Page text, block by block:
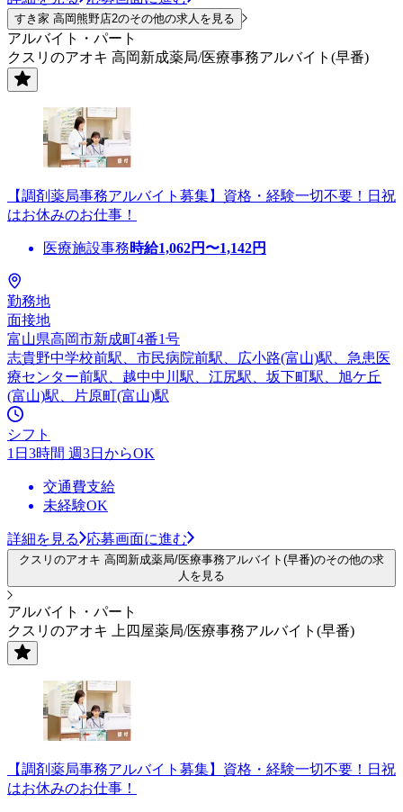
すき家 高岡熊野店2のその他の求人を見る
アルバイト・パート
クスリのアオキ 高岡新成薬局/医療事務アルバイト(早番)
【調剤薬局事務アルバイト募集】資格・経験一切不要！日祝
はお休みのお仕事！
医療施設事務時給1,062円〜1,142円
勤務地
面接地
富山県高岡市新成町4番1号
志貴野中学校前駅、市民病院前駅、広小路(富山)駅、急患医
療センター前駅、越中中川駅、江尻駅、坂下町駅、旭ケ丘
(富山)駅、片原町(富山)駅
シフト
1日3時間 週3日からOK
交通費支給
未経験OK
詳細を見る 応募画面に進む
クスリのアオキ 高岡新成薬局/医療事務アルバイト(早番)のその他の求
人を見る
アルバイト・パート
クスリのアオキ 上四屋薬局/医療事務アルバイト(早番)
【調剤薬局事務アルバイト募集】資格・経験一切不要！日祝
はお休みのお仕事！